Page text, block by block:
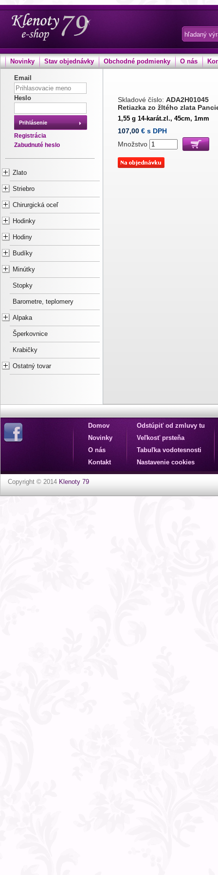
Novinky Stav objednávky Obchodné podmienky O nás
Email
Heslo
Prihlásenie
Registrácia
Zabudnuté heslo
Zlato
Striebro
Chirurgická oceľ
Hodinky
Hodiny
Budíky
Minútky
Stopky
Barometre, teplomery
Alpaka
Šperkovnice
Krabičky
Ostatný tovar
Skladové číslo: ADA2H01045
Retiazka zo žltého zlata
1,55 g 14-karát.zl., 45cm, 1mm
107,00 € s DPH
Množstvo
Domov
Novinky
O nás
Kontakt
Odstúpiť od zmluvy tu
Veľkosť prsteňa
Tabuľka vodotesnosti
Nastavenie cookies
Copyright © 2014 Klenoty 79